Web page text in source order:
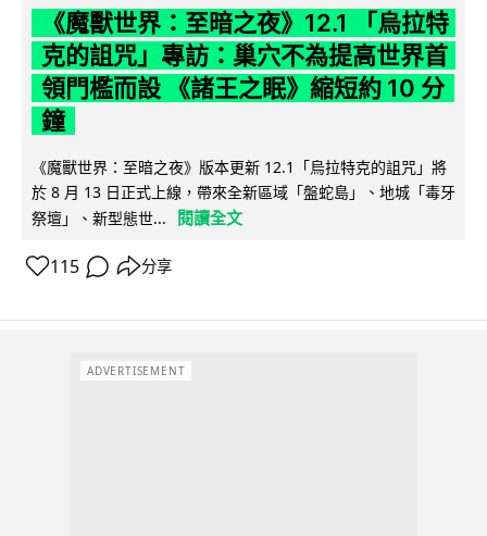
《魔獸世界：至暗之夜》12.1 「烏拉特
克的詛咒」專訪：巢穴不為提高世界首
領門檻而設 《諸王之眠》縮短約 10 分
鐘
《魔獸世界：至暗之夜》版本更新 12.1「烏拉特克的詛咒」將
於 8 月 13 日正式上線，帶來全新區域「盤蛇島」、地城「毒牙
祭壇」、新型態世...
閱讀全文
115 分享
ADVERTISEMENT